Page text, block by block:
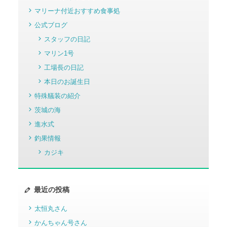
マリーナ付近おすすめ食事処
公式ブログ
スタッフの日記
マリン1号
工場長の日記
本日のお誕生日
特殊艤装の紹介
茨城の海
進水式
釣果情報
カジキ
最近の投稿
太恒丸さん
かんちゃん号さん